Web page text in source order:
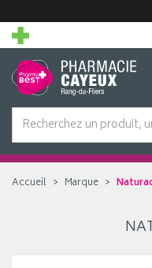
Accueil Marque